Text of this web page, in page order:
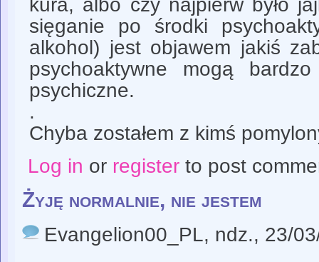
kura, albo czy najpierw było
sięganie po środki
alkohol) jest objawem jakiś
psychoaktywne mogą
psychiczne.
.
Chyba zostałem z kimś
Log in or registerto post
Żyję normalnie, nie jestem
Evangelion00_PL, ndz., 23/